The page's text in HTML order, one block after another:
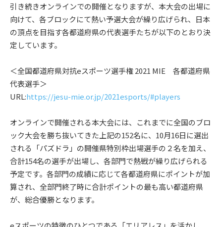
引き続きオンラインでの開催となりますが、本大会の出場に
向けて、各ブロックにて熱い予選大会が繰り広げられ、日本
の頂点を目指す各都道府県の代表選手たちが以下のとおり決
定しています。
＜全国都道府県対抗eスポーツ選手権 2021 MIE 各都道府県
代表選手＞
URL:https://jesu-mie.or.jp/2021esports/#players
オンラインで開催される本大会には、これまでに全国のブロ
ック大会を勝ち抜いてきた上記の152名に、10月16日に選出
される「パズドラ」の開催県特別枠出場選手の２名を加え、
合計154名の選手が出場し、各部門で熱戦が繰り広げられる
予定です。各部門の成績に応じて各都道府県にポイントが加
算され、全部門終了時に合計ポイントの最も高い都道府県
が、総合優勝となります。